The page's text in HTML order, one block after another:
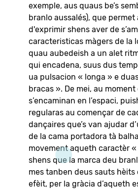
exemple, aus quaus be’s
branlo aussalés), que
d'exprimir shens aver de
caracteristicas màgers de la
quau aubedeish a un alet
qui encadena, suus dus
ua pulsacion « longa » e
bracas ». De mei, au moment
s’encaminan en l’espaci,
regularas au començar de
dançaires que’s van ajudar
de la cama portadora tà
movement aqueth caractèr
shens que la marca deu
mes tanben deus sauts hèits
efèit, per la gràcia d’aqueth